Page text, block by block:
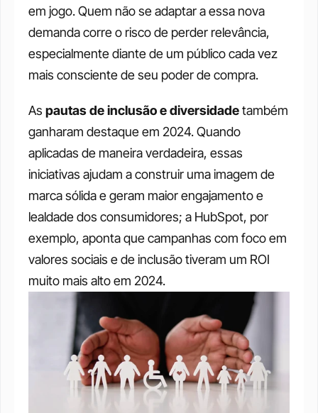
em jogo. Quem não se adaptar a essa nova
demanda corre o risco de perder relevância,
especialmente diante de um público cada vez
mais consciente de seu poder de compra.
As pautas de inclusão e diversidade também
ganharam destaque em 2024. Quando
aplicadas de maneira verdadeira, essas
iniciativas ajudam a construir uma imagem de
marca sólida e geram maior engajamento e
lealdade dos consumidores; a HubSpot, por
exemplo, aponta que campanhas com foco em
valores sociais e de inclusão tiveram um ROI
muito mais alto em 2024.